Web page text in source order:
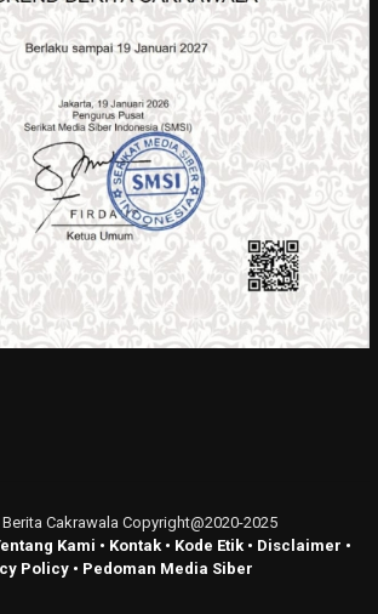
Berita Cakrawala Copyright@2020-2025
Kami • Kontak • Kode Etik • Disclaimer •
Policy• Pedoman Media Siber